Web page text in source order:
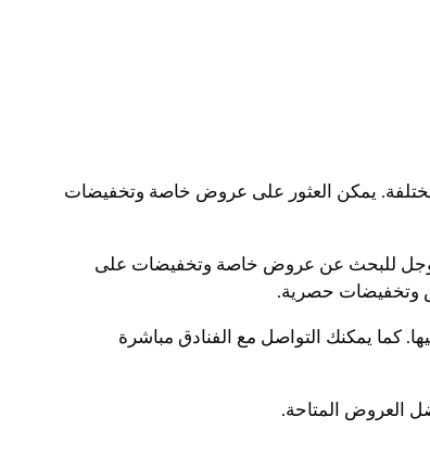
يمكن العثور على عروض خاصة وتخفيضات
جوجل للبحث عن عروض خاصة وتخفيضات على
وتخفيضات حصرية.
كما يمكنك التواصل مع الفنادق مباشرة
العروض المتاحة.